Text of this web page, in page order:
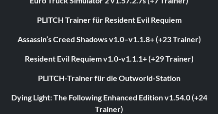
PLITCH Trainer für Resident Evil Requiem
Assassin’s Creed Shadows v1.0–v1.1.8+ (+23 Trainer)
Resident Evil Requiem v1.0-v1.1.1+ (+29 Trainer)
PLITCH-Trainer für die Outworld-Station
Dying Light: The Following Enhanced Edition v1.54.0 (+24
Trainer)